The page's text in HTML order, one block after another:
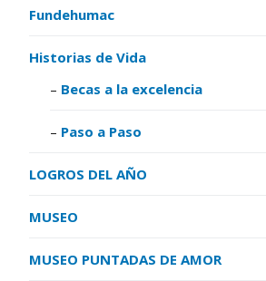
Fundehumac
Historias de Vida
Becas a la excelencia
Paso a Paso
LOGROS DEL AÑO
MUSEO
MUSEO PUNTADAS DE AMOR